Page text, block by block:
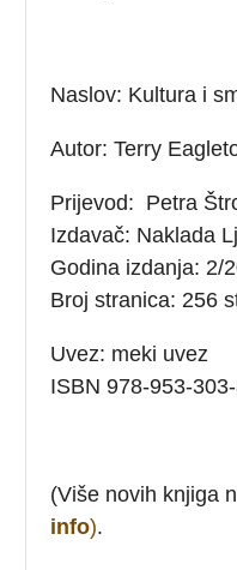
Naslov: Kultura i
Autor: Terry
Prijevod: Petra
Izdavač: Naklada
Godina izdanja: 2/
Broj stranica: 256
Uvez: meki uvez
ISBN 978-953-
(Više novih knjiga
info).